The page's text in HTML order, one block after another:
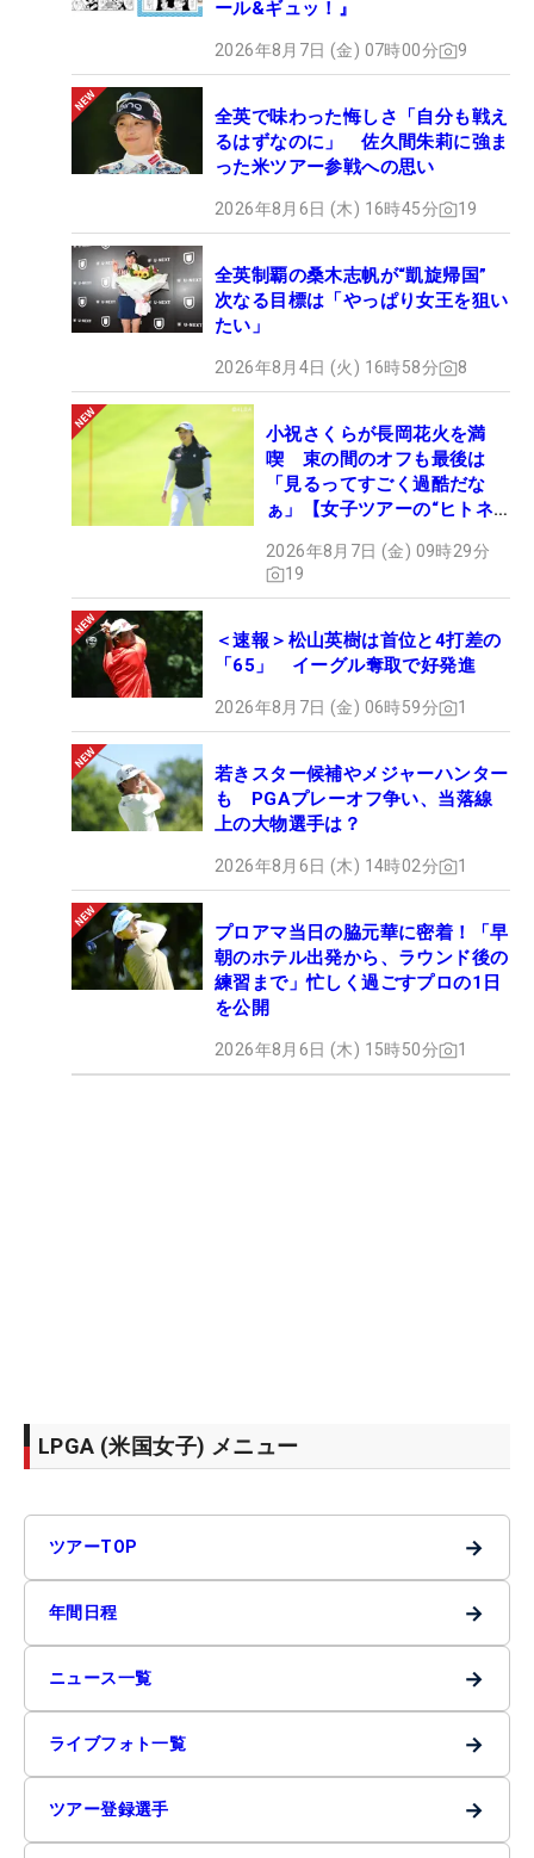
ール&ギュッ！』
2026年8月7日 (金) 07時00分 9
全英で味わった悔しさ「自分も戦え
るはずなのに」 佐久間朱莉に強ま
った米ツアー参戦への思い
2026年8月6日 (木) 16時45分 19
全英制覇の桑木志帆が“凱旋帰国”
次なる目標は「やっぱり女王を狙い
たい」
2026年8月4日 (火) 16時58分 8
小祝さくらが長岡花火を満
喫 束の間のオフも最後は
「見るってすごく過酷だな
ぁ」【女子ツアーの“ヒトネ
2026年8月7日 (金) 09時29分
19
＜速報＞松山英樹は首位と4打差の
「65」 イーグル奪取で好発進
2026年8月7日 (金) 06時59分 1
若きスター候補やメジャーハンター
も PGAプレーオフ争い、当落線
上の大物選手は？
2026年8月6日 (木) 14時02分 1
プロアマ当日の脇元華に密着！「早
朝のホテル出発から、ラウンド後の
練習まで」忙しく過ごすプロの1日
を公開
2026年8月6日 (木) 15時50分 1
LPGA (米国女子) メニュー
ツアーTOP →
年間日程 →
ニュース一覧 →
ライブフォト一覧 →
ツアー登録選手 →